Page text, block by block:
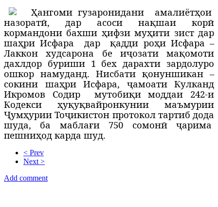
Ҳангоми гузаронидани
амалиётҳои
назоратӣ, дар асоси нақшаи корӣ
кормандони бахши ҳифзи муҳити зист дар
шаҳри Исфара
дар
қадди роҳи Исфара –
Лаккон худсарона бе иҷозати мақомоти
дахлдор буриши 1 бех дарахти зардолуро
ошкор намуданд. Нисбати қонуншикан –
сокини шаҳри Исфара, ҷамоати Кулканд
Икромов Содир
мутобиқи моддаи 242-и
Кодекси ҳуқуқвайронкунии маъмурии
Ҷумҳурии Тоҷикистон протокол тартиб дода
шуда, ба маблағи 750 сомонӣ ҷарима
пешниҳод карда шуд.
< Prev
Next >
Add comment